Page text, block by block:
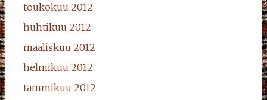
toukokuu 2012
huhtikuu 2012
maaliskuu 2012
helmikuu 2012
tammikuu 2012